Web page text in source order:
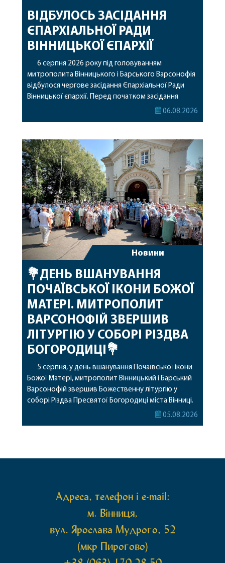
ВІДБУЛОСЬ ЗАСІДАННЯ
ЄПАРХІАЛЬНОЇ РАДИ
ВІННИЦЬКОЇ ЄПАРХІЇ
6 серпня 2026 року під головуванням
митрополита Вінницького і Барського Варсонофія
відбулося чергове засідання Єпархіальної Ради
Вінницької єпархії. Перед початком засідання
секретар Єпархіальної Ради від імені членів Ради
побажавши йому міцного здоров’я, Божої
допомоги, миру, духовної радості та
благословенних успіхів у подальшому
архіпастирському служінні. […]
06.08.2026
Новини
💐ДЕНЬ ВШАНУВАННЯ
ПОЧАЇВСЬКОЇ ІКОНИ БОЖОЇ
МАТЕРІ. МИТРОПОЛИТ
ВАРСОНОФІЙ ЗВЕРШИВ
ЛІТУРГІЮ У СОБОРІ РІЗДВА
БОГОРОДИЦІ💐
5 серпня, у день вшанування Почаївської ікони
Божої Матері, митрополит Вінницький і Барський
Варсонофій звершив Божественну літургію у
соборі Різдва Пресвятої Богородиці міста Вінниці.
Його Високопреосвященству співслужили05.08.2026
Адреса, телефон і e-mail:
м. Вінниця,
вул. Ярослава Мудрого, 52
(мкр Пирогово)